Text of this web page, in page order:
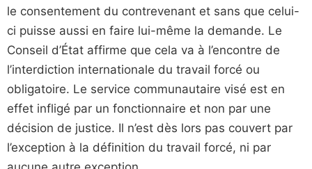
le consentement du contrevenant et sans que celui-
ci puisse aussi en faire lui-même la demande. Le
Conseil d’État affirme que cela va à l’encontre de
l’interdiction internationale du travail forcé ou
obligatoire. Le service communautaire visé est en
effet infligé par un fonctionnaire et non par une
décision de justice. Il n’est dès lors pas couvert par
l’exception à la définition du travail forcé, ni par